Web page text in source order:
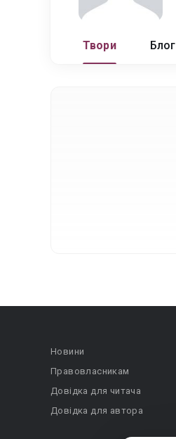
Твори Блог
Новини
Правовласникам
Довідка для читача
Довідка для автора